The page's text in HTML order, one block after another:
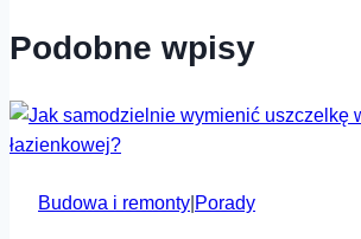
Podobne wpisy
Budowa i remonty Porady